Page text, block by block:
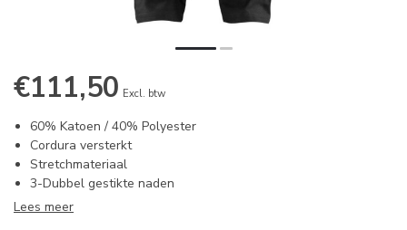
€111,50 Excl. btw
60% Katoen / 40% Polyester
Cordura versterkt
Stretchmateriaal
3-Dubbel gestikte naden
Lees meer